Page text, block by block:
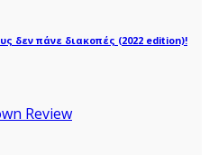
δεν πάνε διακοπές (2022 edition)!